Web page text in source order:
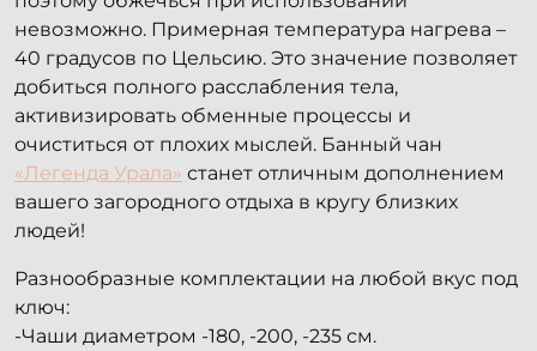
невозможно. Примерная температура нагрева –
40 градусов по Цельсию. Это значение позволяет
добиться полного расслабления тела,
активизировать обменные процессы и
очиститься от плохих мыслей. Банный чан
«Легенда Урала» станет отличным дополнением
вашего загородного отдыха в кругу близких
людей!
Разнообразные комплектации на любой вкус под
ключ:
-Чаши диаметром -180, -200, -235 см.